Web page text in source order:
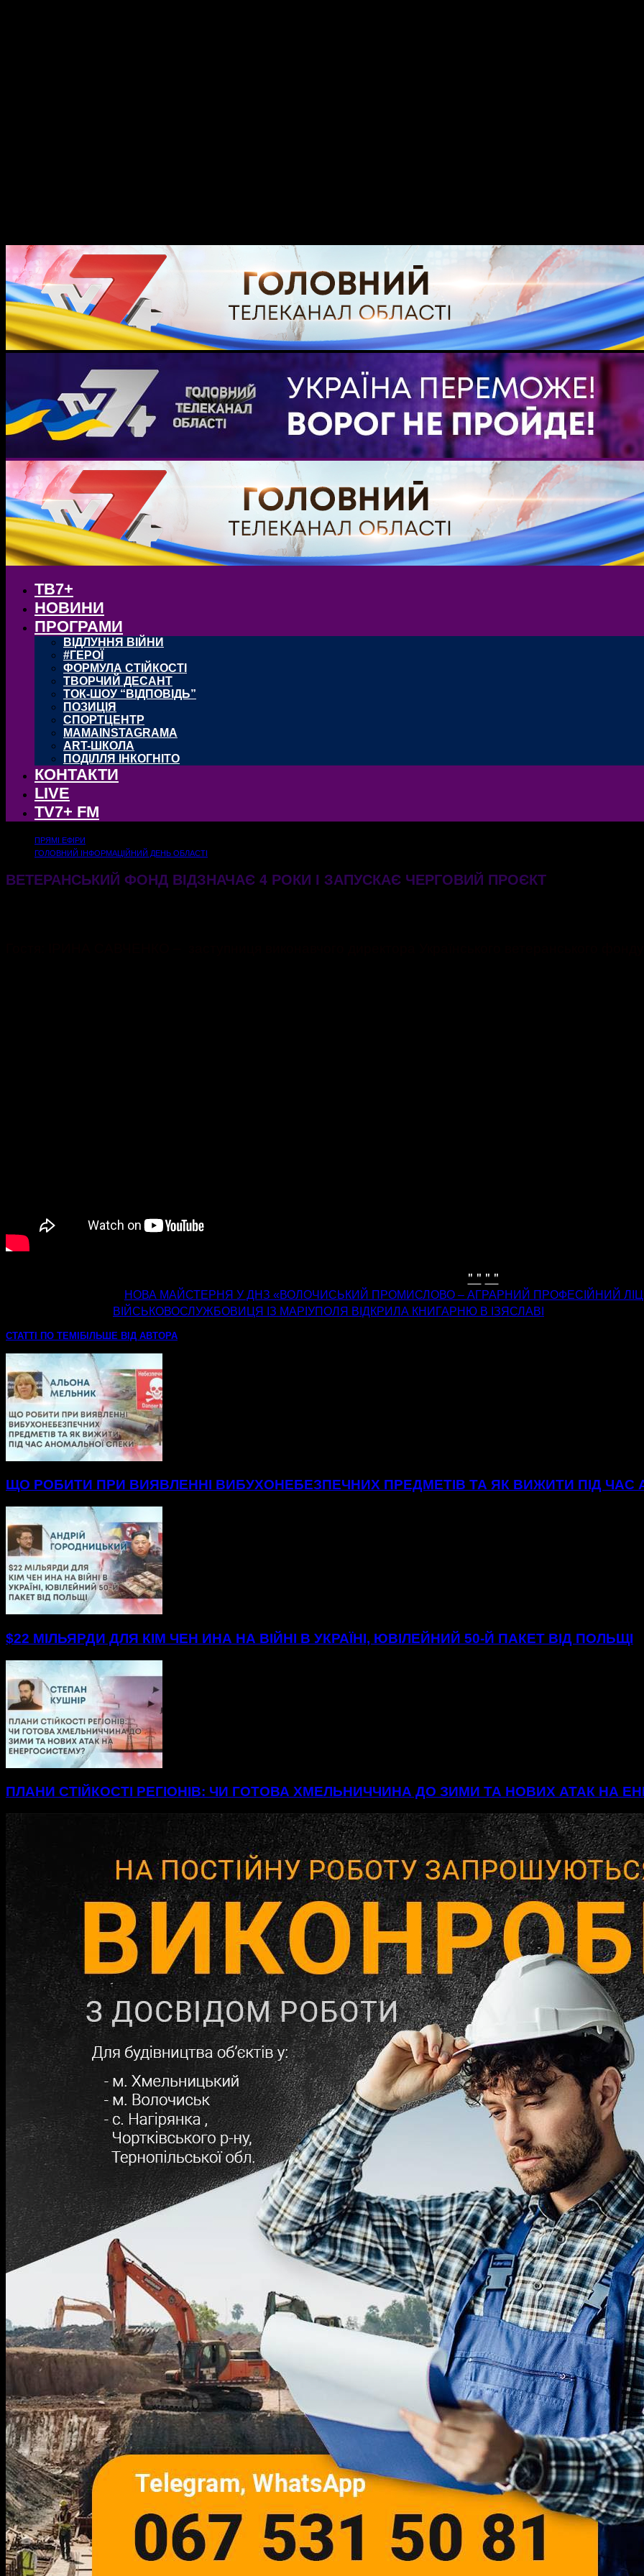
ТВ7+
НОВИНИ
ПРОГРАМИ
ВІДЛУННЯ ВІЙНИ
#ГЕРОЇ
ФОРМУЛА СТІЙКОСТІ
ТВОРЧИЙ ДЕСАНТ
ТОК-ШОУ “ВІДПОВІДЬ”
ПОЗИЦІЯ
СПОРТЦЕНТР
MAMAINSTAGRAMA
ART-ШКОЛА
ПОДІЛЛЯ ІНКОГНІТО
КОНТАКТИ
LIVE
TV7+ FM
ПРЯМІ ЕФІРИ
ГОЛОВНИЙ ІНФОРМАЦІЙНИЙ ДЕНЬ ОБЛАСТІ
ВЕТЕРАНСЬКИЙ ФОНД ВІДЗНАЧАЄ 4 РОКИ І ЗАПУСКАЄ ЧЕРГОВИЙ ПРОЄКТ
" " " "
НОВА МАЙСТЕРНЯ У ДНЗ «ВОЛОЧИСЬКИЙ ПРОМИСЛОВО – АГРАРНИЙ ПРОФЕСІЙНИЙ
ВІЙСЬКОВОСЛУЖБОВИЦЯ ІЗ МАРІУПОЛЯ ВІДКРИЛА КНИГАРНЮ В ІЗЯСЛАВІ
СТАТТІ ПО ТЕМІ БІЛЬШЕ ВІД АВТОРА
ЩО РОБИТИ ПРИ ВИЯВЛЕННІ ВИБУХОНЕБЕЗПЕЧНИХ ПРЕДМЕТІВ ТА ЯК ВИЖИТИ ПІД ЧАС
$22 МІЛЬЯРДИ ДЛЯ КІМ ЧЕН ИНА НА ВІЙНІ В УКРАЇНІ, ЮВІЛЕЙНИЙ 50-Й ПАКЕТ ВІД ПОЛЬЩІ
ПЛАНИ СТІЙКОСТІ РЕГІОНІВ: ЧИ ГОТОВА ХМЕЛЬНИЧЧИНА ДО ЗИМИ ТА НОВИХ АТАК НА